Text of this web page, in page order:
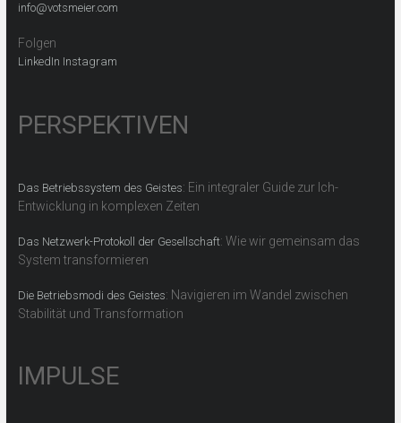
info@votsmeier.com
Folgen
LinkedIn Instagram
PERSPEKTIVEN
Das Betriebssystem des Geistes: Ein integraler Guide zur Ich-
Entwicklung in komplexen Zeiten
Das Netzwerk-Protokoll der Gesellschaft: Wie wir gemeinsam das
System transformieren
Die Betriebsmodi des Geistes: Navigieren im Wandel zwischen
Stabilität und Transformation
IMPULSE